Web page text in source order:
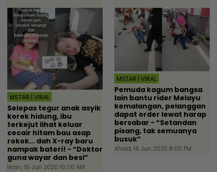
MSTAR | VIRAL
Selepas tegur anak asyik
korek hidung, ibu
terkejut lihat keluar
cecair hitam bau asap
rokok... dah X-ray baru
nampak bateri! - “Doktor
guna wayar dan besi”
Isnin, 15 Jun 2020 10:00 AM
MSTAR | VIRAL
Pemuda kagum bangsa
lain bantu rider Melayu
kemalangan, pelanggan
dapat order lewat harap
bersabar - “Setandan
pisang, tak semuanya
busuk”
Ahad, 14 Jun 2020 8:00 PM